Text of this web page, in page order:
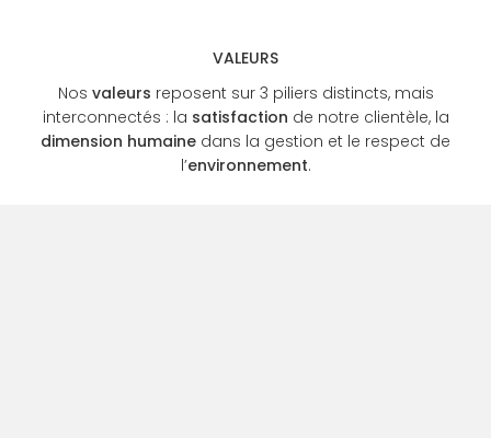
VALEURS
Nos valeurs reposent sur 3 piliers distincts, mais
interconnectés : la satisfaction de notre clientèle, la
dimension humaine dans la gestion et le respect de
l’environnement.